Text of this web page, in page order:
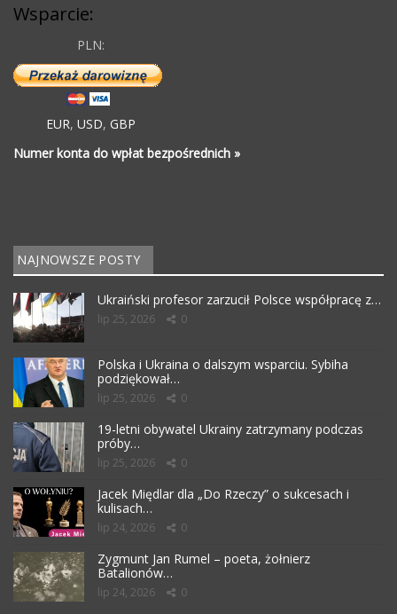
Wsparcie:
PLN:
EUR, USD, GBP
Numer konta do wpłat bezpośrednich »
NAJNOWSZE POSTY
Ukraiński profesor zarzucił Polsce współpracę z…
lip 25, 2026 0
Polska i Ukraina o dalszym wsparciu. Sybiha
podziękował…
lip 25, 2026 0
19-letni obywatel Ukrainy zatrzymany podczas
próby…
lip 25, 2026 0
Jacek Międlar dla „Do Rzeczy” o sukcesach i
kulisach…
lip 24, 2026 0
Zygmunt Jan Rumel – poeta, żołnierz
Batalionów…
lip 24, 2026 0